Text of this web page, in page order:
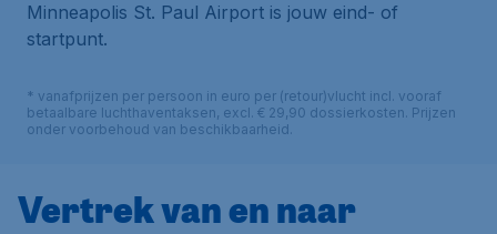
Minneapolis St. Paul Airport is jouw eind- of
startpunt.
* vanafprijzen per persoon in euro per (retour)vlucht incl. vooraf
betaalbare luchthaventaksen, excl. € 29,90 dossierkosten. Prijzen
onder voorbehoud van beschikbaarheid.
Vertrek van en naar